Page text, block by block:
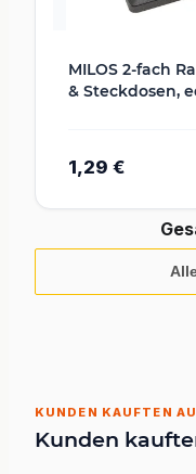
MILOS 2-fach
& Steckdosen,
1,29 €
KUNDEN KAUFTEN
Kunden